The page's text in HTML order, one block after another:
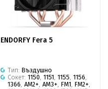
ENDORFY Fera 5
Тип: Въздушно
Сокет: 1150, 1151, 1155, 1156,
1366, AM2+, AM3+, FM1, FM2+,